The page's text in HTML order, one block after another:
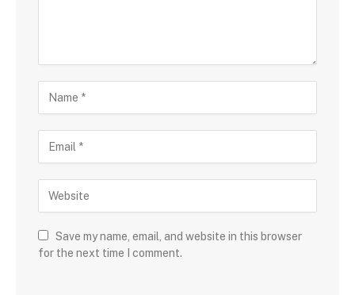
Save my name, email, and website in this browser
for the next time I comment.